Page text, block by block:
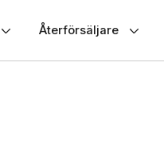
Återförsäljare